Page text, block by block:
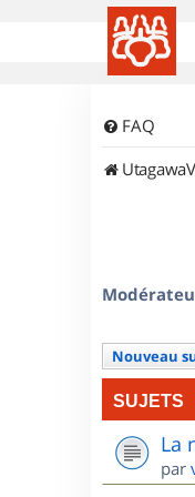
FAQ
Nouveau
SUJETS
La
par